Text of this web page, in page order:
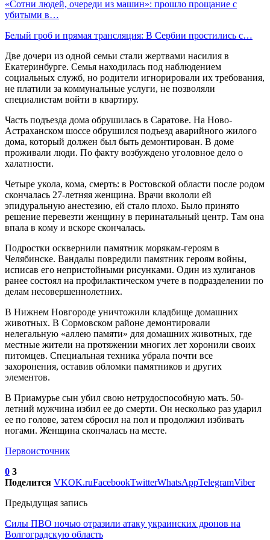
«Сотни людей, очереди из машин»: прошло прощание с
убитыми в…
Белый гроб и прямая трансляция: В Сербии простились с…
Две дочери из одной семьи стали жертвами насилия в
Екатеринбурге. Семья находилась под наблюдением
социальных служб, но родители игнорировали их требования,
не платили за коммунальные услуги, не позволяли
специалистам войти в квартиру.
Часть подъезда дома обрушилась в Саратове. На Ново-
Астраханском шоссе обрушился подъезд аварийного жилого
дома, который должен был быть демонтирован. В доме
проживали люди. По факту возбуждено уголовное дело о
халатности.
Четыре укола, кома, смерть: в Ростовской области после родом
скончалась 27-летняя женщина. Врачи вкололи ей
эпидуральную анестезию, ей стало плохо. Было принято
решение перевезти женщину в перинатальный центр. Там она
впала в кому и вскоре скончалась.
Подростки осквернили памятник морякам-героям в
Челябинске. Вандалы повредили памятник героям войны,
исписав его непристойными рисунками. Один из хулиганов
ранее состоял на профилактическом учете в подразделении по
делам несовершеннолетних.
В Нижнем Новгороде уничтожили кладбище домашних
животных. В Сормовском районе демонтировали
нелегальную «аллею памяти» для домашних животных, где
местные жители на протяжении многих лет хоронили своих
питомцев. Специальная техника убрала почти все
захоронения, оставив обломки памятников и других
элементов.
В Приамурье сын убил свою нетрудоспособную мать. 50-
летний мужчина избил ее до смерти. Он несколько раз ударил
ее по голове, затем сбросил на пол и продолжил избивать
ногами. Женщина скончалась на месте.
Первоисточник
0 3
Поделится VKOK.ruFacebookTwitterWhatsAppTelegramViber
Предыдущая запись
Силы ПВО ночью отразили атаку украинских дронов на
Волгоградскую область